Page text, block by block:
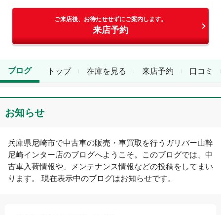
ご来店後、お待たせせずにご案内します。
来店予約
トップ 在庫を見る 来店予約 口コミ
ブログ
お知らせ
兵庫県尼崎市で中古車の販売・車買取を行う ガリバー山幹
尼崎インター店のブログへようこそ。このブログでは、中
古車入荷情報や、メンテナンス情報などの投稿をしてまい
ります。 現在表示中のブログはお知らせです。